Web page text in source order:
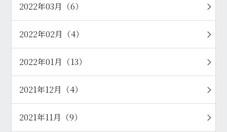
2022年03月（6）
2022年02月（4）
2022年01月（13）
2021年12月（4）
2021年11月（9）